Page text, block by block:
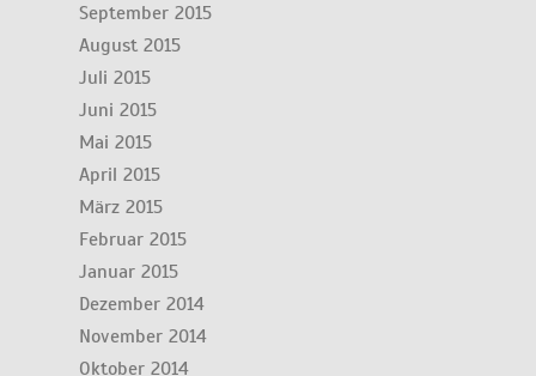
September 2015
August 2015
Juli 2015
Juni 2015
Mai 2015
April 2015
März 2015
Februar 2015
Januar 2015
Dezember 2014
November 2014
Oktober 2014